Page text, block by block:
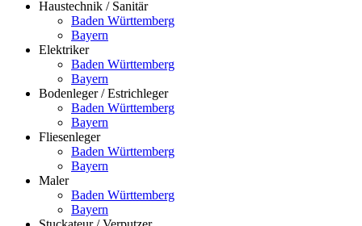
Haustechnik / Sanitär
Baden Württemberg
Bayern
Elektriker
Baden Württemberg
Bayern
Bodenleger / Estrichleger
Baden Württemberg
Bayern
Fliesenleger
Baden Württemberg
Bayern
Maler
Baden Württemberg
Bayern